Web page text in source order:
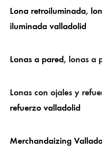
Lona retroiluminada,
iluminada valladolid
Lonas a pared, lonas a
Lonas con ojales y
refuerzo valladolid
Merchandaizing